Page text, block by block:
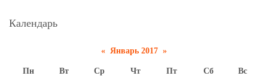
Календарь
« Январь 2017 »
Пн Вт Ср Чт Пт Сб Вс